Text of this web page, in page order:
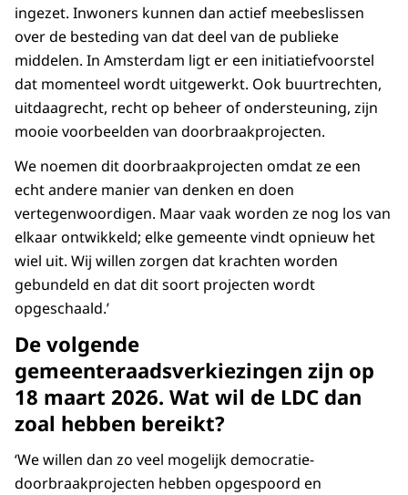
ingezet. Inwoners kunnen dan actief meebeslissen
over de besteding van dat deel van de publieke
middelen. In Amsterdam ligt er een initiatiefvoorstel
dat momenteel wordt uitgewerkt. Ook buurtrechten,
uitdaagrecht, recht op beheer of ondersteuning, zijn
mooie voorbeelden van doorbraakprojecten.
We noemen dit doorbraakprojecten omdat ze een
echt andere manier van denken en doen
vertegenwoordigen. Maar vaak worden ze nog los van
elkaar ontwikkeld; elke gemeente vindt opnieuw het
wiel uit. Wij willen zorgen dat krachten worden
gebundeld en dat dit soort projecten wordt
opgeschaald.’
De volgende
gemeenteraadsverkiezingen zijn op
18 maart 2026. Wat wil de LDC dan
zoal hebben bereikt?
‘We willen dan zo veel mogelijk democratie-
doorbraakprojecten hebben opgespoord en